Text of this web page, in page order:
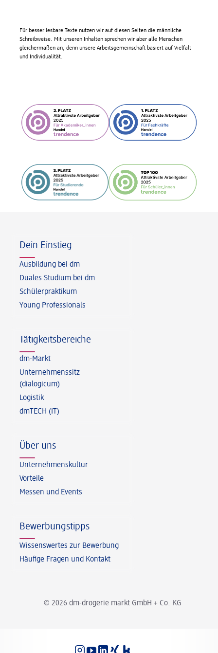
Für besser lesbare Texte nutzen wir auf diesen Seiten die männliche
Schreibweise. Mit unseren Inhalten sprechen wir aber alle Menschen
gleichermaßen an, denn unsere Arbeitsgemeinschaft basiert auf Vielfalt
und Individualität.
© 2026 dm-drogerie markt GmbH + Co. KG
Dein Einstieg
Ausbildung bei dm
Duales Studium bei dm
Schülerpraktikum
Young Professionals
Tätigkeitsbereiche
dm-Markt
Unternehmenssitz
(dialogicum)
Logistik
dmTECH (IT)
Über uns
Unternehmenskultur
Vorteile
Messen und Events
Bewerbungstipps
Wissenswertes zur Bewerbung
Häufige Fragen und Kontakt